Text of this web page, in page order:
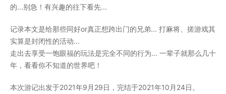
的...别急！有兴趣的往下看先...
记录本文是给那些同好or真正想跨出门的兄弟... 打麻将、搓游戏其
实算是封闭性的活动...
走出去享受一饱眼福的玩法是完全不同的行为... 一辈子就那么几十
年，看看你不知道的世界吧！
本次游记出发于2021年9月29日，完结于2021年10月24日。